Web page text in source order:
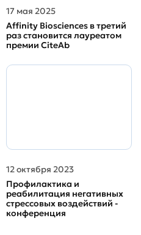
17 мая 2025
Affinity Biosciences в третий
раз становится лауреатом
премии CiteAb
12 октября 2023
Профилактика и
реабилитация негативных
стрессовых воздействий -
конференция